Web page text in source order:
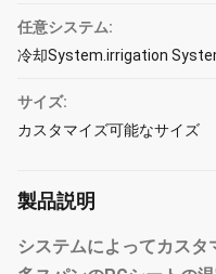
任意システム:
冷却System.irrigation
サイズ:
カスタマイズ可能なサイズ
製品説明
システムによってカス